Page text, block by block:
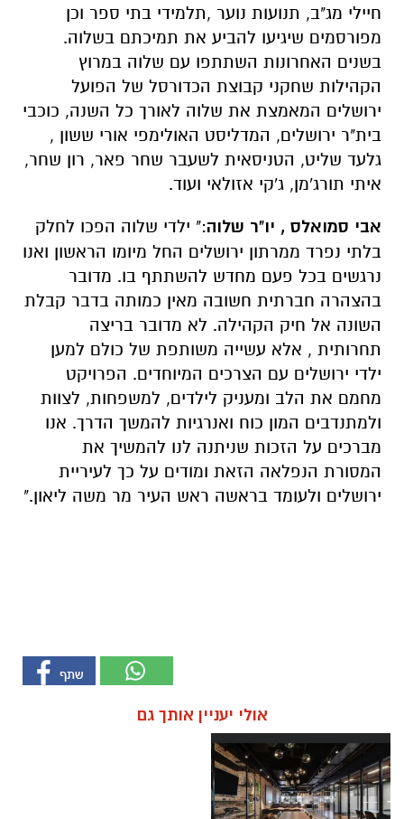
חיילי מג"ב, תנועות נוער ,תלמידי בתי ספר וכן
מפורסמים שיגיעו להביע את תמיכתם בשלוה.
בשנים האחרונות השתתפו עם שלוה במרוץ
הקהילות שחקני קבוצת הכדורסל של הפועל
ירושלים המאמצת את שלוה לאורך כל השנה, כוכבי
בית"ר ירושלים, המדליסט האולימפי אורי ששון ,
גלעד שליט, הטניסאית לשעבר שחר פאר, רון שחר,
איתי תורג'מן, ג'קי אזולאי ועוד.
אבי סמואלס , יו"ר שלוה:" ילדי שלוה הפכו לחלק
בלתי נפרד ממרתון ירושלים החל מיומו הראשון ואנו
נרגשים בכל פעם מחדש להשתתף בו. מדובר
בהצהרה חברתית חשובה מאין כמותה בדבר קבלת
השונה אל חיק הקהילה. לא מדובר בריצה
תחרותית , אלא עשייה משותפת של כולם למען
ילדי ירושלים עם הצרכים המיוחדים. הפרויקט
מחמם את הלב ומעניק לילדים, למשפחות, לצוות
ולמתנדבים המון כוח ואנרגיות להמשך הדרך. אנו
מברכים על הזכות שניתנה לנו להמשיך את
המסורת הנפלאה הזאת ומודים על כך לעיריית
ירושלים ולעומד בראשה ראש העיר מר משה ליאון."
אולי יעניין אותך גם